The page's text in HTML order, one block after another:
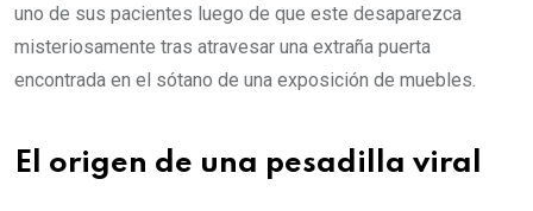
uno de sus pacientes luego de que este desaparezca
misteriosamente tras atravesar una extraña puerta
encontrada en el sótano de una exposición de muebles.
El origen de una pesadilla viral